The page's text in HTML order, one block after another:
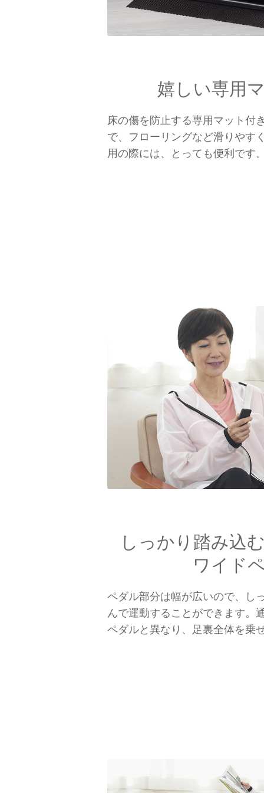
嬉しい専用
床の傷を防止する専用マット付
で、フローリングなど滑りやす
用の際には、とっても便利です
しっかり踏み込
ワイド
ペダル部分は幅が広いので、し
んで運動することができます。
ペダルと異なり、足裏全体を乗